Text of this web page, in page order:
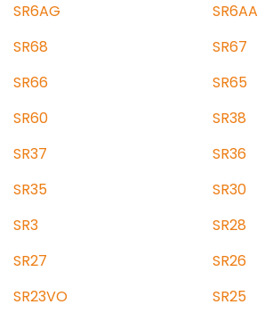
SR6AG
SR6AA
SR68
SR67
SR66
SR65
SR60
SR38
SR37
SR36
SR35
SR30
SR3
SR28
SR27
SR26
SR23VO
SR25